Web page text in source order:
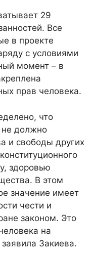
29
Все
в проекте
с условиями
момент – в
прав человека.
что
не должно
и свободы других
здоровью
В этом
значение имеет
чести и
законом. Это
на
Закиева.